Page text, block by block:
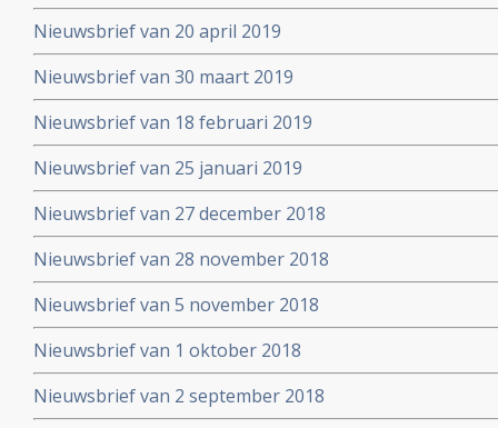
Nieuwsbrief van 20 april 2019
Nieuwsbrief van 30 maart 2019
Nieuwsbrief van 18 februari 2019
Nieuwsbrief van 25 januari 2019
Nieuwsbrief van 27 december 2018
Nieuwsbrief van 28 november 2018
Nieuwsbrief van 5 november 2018
Nieuwsbrief van 1 oktober 2018
Nieuwsbrief van 2 september 2018